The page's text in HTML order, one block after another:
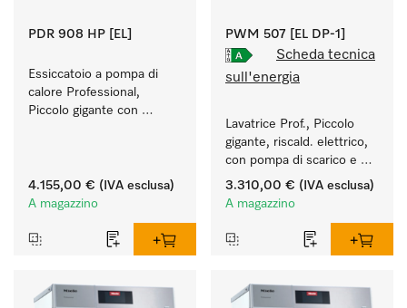
PDR 908 HP [EL]
Essiccatoio a pompa di
calore Professional,
Piccolo gigante con
4.155,00 € (IVA esclusa)
A magazzino
PWM 507 [EL DP-1]
Scheda tecnica
sull'energia
Lavatrice Prof., Piccolo
gigante, riscald. elettrico,
con pompa di scarico e
programmi specifici per
target. Resa 7 kg
3.310,00 € (IVA esclusa)
A magazzino